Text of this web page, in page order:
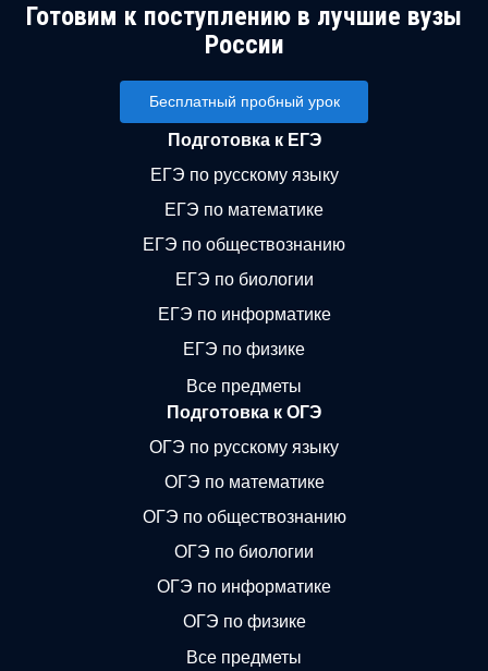
Готовим к поступлению в лучшие вузы
России
Бесплатный пробный урок
Подготовка к ЕГЭ
ЕГЭ по русскому языку
ЕГЭ по математике
ЕГЭ по обществознанию
ЕГЭ по биологии
ЕГЭ по информатике
ЕГЭ по физике
Все предметы
Подготовка к ОГЭ
ОГЭ по русскому языку
ОГЭ по математике
ОГЭ по обществознанию
ОГЭ по биологии
ОГЭ по информатике
ОГЭ по физике
Все предметы